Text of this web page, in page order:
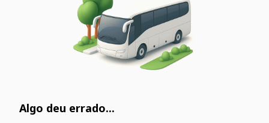
Algo deu errado...